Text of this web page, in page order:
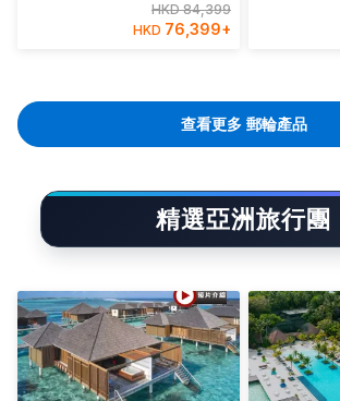
HKD 84,399
HKD 76,399+
查看更多 郵輪產品
精選亞洲旅行團